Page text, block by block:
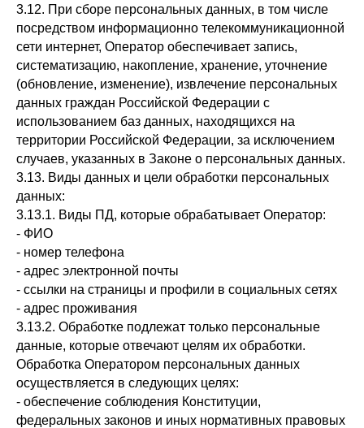
3.12. При сборе персональных данных, в том числе
посредством информационно телекоммуникационной
сети интернет, Оператор обеспечивает запись,
систематизацию, накопление, хранение, уточнение
(обновление, изменение), извлечение персональных
данных граждан Российской Федерации с
использованием баз данных, находящихся на
территории Российской Федерации, за исключением
случаев, указанных в Законе о персональных данных.
3.13. Виды данных и цели обработки персональных
данных:
3.13.1. Виды ПД, которые обрабатывает Оператор:
- ФИО
- номер телефона
- адрес электронной почты
- ссылки на страницы и профили в социальных сетях
- адрес проживания
3.13.2. Обработке подлежат только персональные
данные, которые отвечают целям их обработки.
Обработка Оператором персональных данных
осуществляется в следующих целях:
- обеспечение соблюдения Конституции,
федеральных законов и иных нормативных правовых